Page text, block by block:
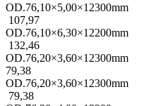
107,97
132,46
79,38
79,38